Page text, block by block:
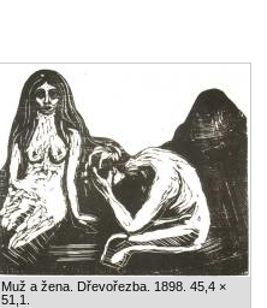
Muž a žena. Dřevořezba. 1898. 45,4 ×
51,1.